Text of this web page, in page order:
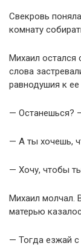
Свекровь
комнату
Михаил остался
слова
равнодушия к ее
— Останешься?
— А ты хочешь,
— Хочу, чтобы
Михаил молчал.
матерью
— Тогда езжай